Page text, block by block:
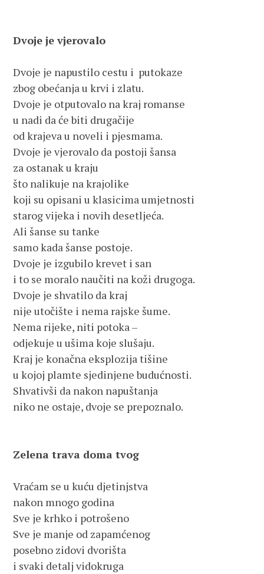
Dvoje je vjerovalo
Dvoje je napustilo cestu i  putokaze
zbog obećanja u krvi i zlatu.
Dvoje je otputovalo na kraj romanse
u nadi da će biti drugačije
od krajeva u noveli i pjesmama.
Dvoje je vjerovalo da postoji šansa
za ostanak u kraju
što nalikuje na krajolike
koji su opisani u klasicima umjetnosti
starog vijeka i novih desetljeća.
Ali šanse su tanke
samo kada šanse postoje.
Dvoje je izgubilo krevet i san
i to se moralo naučiti na koži drugoga.
Dvoje je shvatilo da kraj
nije utočište i nema rajske šume.
Nema rijeke, niti potoka –
odjekuje u ušima koje slušaju.
Kraj je konačna eksplozija tišine
u kojoj plamte sjedinjene budućnosti.
Shvativši da nakon napuštanja
niko ne ostaje, dvoje se prepoznalo.
Vraćam se u kuću djetinjstva
nakon mnogo godina
Sve je krhko i potrošeno
Sve je manje od zapamćenog
posebno zidovi dvorišta
i svaki detalj vidokruga